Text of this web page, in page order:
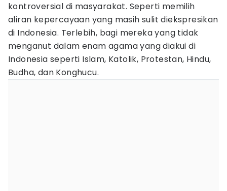
kontroversial di masyarakat. Seperti memilih
aliran kepercayaan yang masih sulit diekspresikan
di Indonesia. Terlebih, bagi mereka yang tidak
menganut dalam enam agama yang diakui di
Indonesia seperti Islam, Katolik, Protestan, Hindu,
Budha, dan Konghucu.